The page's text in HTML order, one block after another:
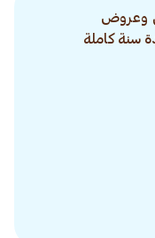
وعروض
سنة كاملة